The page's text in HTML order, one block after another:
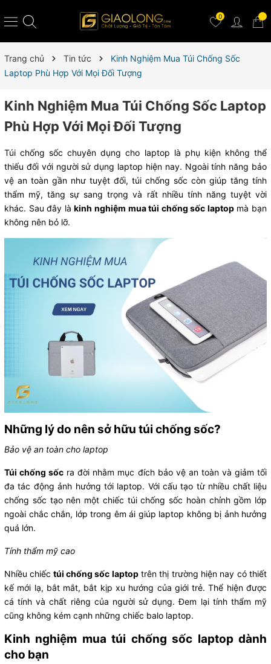
0
Trang chủ Tin tức
Kinh Nghiệm Mua Túi Chống Sốc
Laptop Phù Hợp Với Mọi Đối Tượng
Kinh Nghiệm Mua Túi Chống Sốc Laptop
Phù Hợp Với Mọi Đối Tượng
Túi chống sốc chuyên dụng cho laptop là phụ kiện không thể
thiếu đối với người sử dụng laptop hiện nay. Ngoài tính năng bảo
vệ an toàn gần như tuyệt đối, túi chống sốc còn giúp tăng tính
thẩm mỹ, tăng sự sang trọng và rất nhiều tính năng tuyệt vời
khác. Sau đây làkinh nghiệm mua túi chống sốc laptopmà bạn
không nên bỏ lỡ.
Những lý do nên sở hữu túi chống sốc?
Bảo vệ an toàn cho laptop
Túi chống sốc ra đời nhằm mục đích bảo vệ an toàn và giảm tối
đa tác động ảnh hưởng tới laptop. Với cấu tạo từ nhiều chất liệu
chống sốc tạo nên một chiếc túi chống sốc hoàn chỉnh gồm lớp
ngoài chắc chắn, lớp trong êm ái giúp laptop không bị ảnh hưởng
quá lớn.
Tính thẩm mỹ cao
Nhiều chiếc túi chống sốc laptoptrên thị trường hiện nay có thiết
kế mới lạ, bắt mắt, bắt kịp xu hướng của giới trẻ. Thể hiện được
cá tính và chất riêng của người sử dụng. Đem lại tính thẩm mỹ
cũng không kém cạnh những chiếc balo laptop.
Kinh nghiệm mua túi chống sốc laptop dành
cho bạn